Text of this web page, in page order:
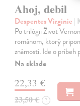
Ahoj, debil
Despentes Virginie |
Po trilógii Život
románom, ktorý
známostí. Ide o príbeh
Na sklade
22,33 €
23,50 € ?